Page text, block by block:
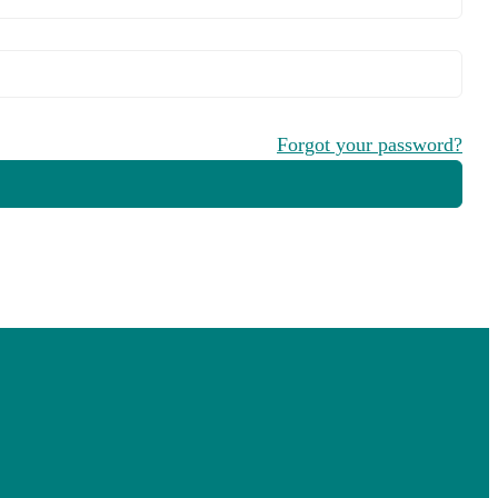
Forgot your password?